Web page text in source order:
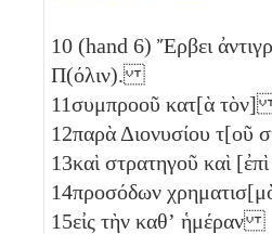
10 (hand 6) Ἔρβει
Π(όλιν).
11συμπροοῦ κατ[ὰ
12παρὰ Διονυσίου
13καὶ στρατηγοῦ καὶ
14προσόδων
15εἰς τὴν καθʼ ἡμέραν